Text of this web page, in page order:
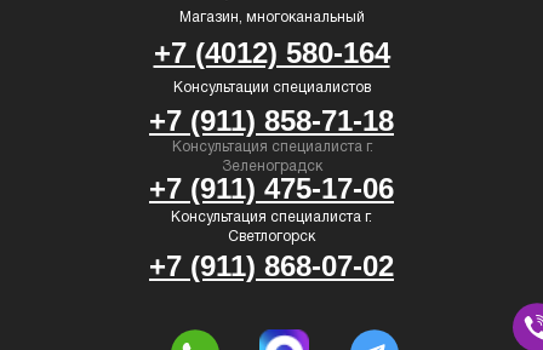
Магазин, многоканальный
Консультация специалиста г.
Светлогорск
Консультация специалиста г.
Зеленоградск
Консультации специалистов
+7 (911) 858-71-18
+7 (911) 475-17-06
+7 (911) 868-07-02
+7 (4012) 580-164